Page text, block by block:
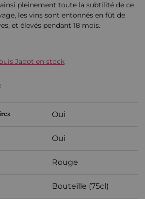
pleinement toute la subtilité de ce
les vins sont entonnés en fût de
et élevés pendant 18 mois.
Jadot en stock
Oui
Oui
Rouge
Bouteille (75cl)